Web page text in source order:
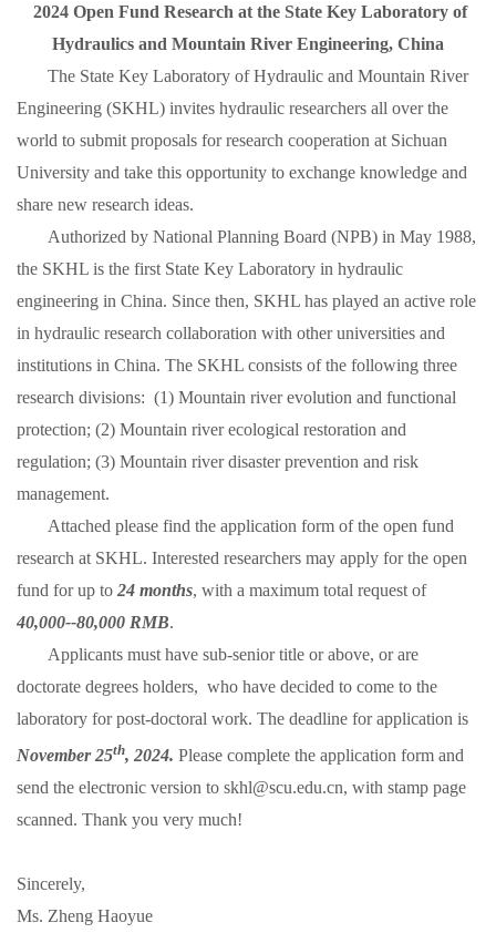
2024 Open Fund Research at the State Key Laboratory of
Hydraulics and Mountain River Engineering, China
The State Key Laboratory of Hydraulic and Mountain River
Engineering (SKHL) invites hydraulic researchers all over the
world to submit proposals for research cooperation at Sichuan
University and take this opportunity to exchange knowledge and
share new research ideas.
Authorized by National Planning Board (NPB) in May 1988,
the SKHL is the first State Key Laboratory in hydraulic
engineering in China. Since then, SKHL has played an active role
in hydraulic research collaboration with other universities and
institutions in China. The SKHL consists of the following three
research divisions: (1) Mountain river evolution and functional
protection; (2) Mountain river ecological restoration and
regulation; (3) Mountain river disaster prevention and risk
management.
Attached please find the application form of the open fund
research at SKHL. Interested researchers may apply for the open
fund for up to 24 months, with a maximum total request of
40,000--80,000 RMB.
Applicants must have sub-senior title or above, or are
doctorate degrees holders, who have decided to come to the
laboratory for post-doctoral work. The deadline for application is
November25th, 2024. Please complete the application form and
send the electronic version to skhl@scu.edu.cn, with stamp page
scanned. Thank you very much!
Sincerely,
Ms. Zheng Haoyue